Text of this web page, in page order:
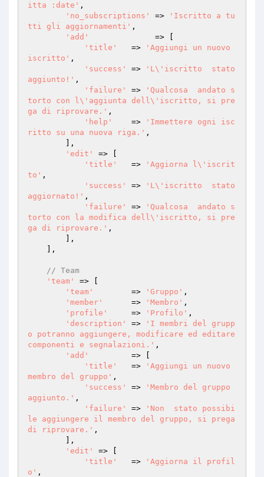
itta :date' ,
'no_subscriptions'
=>
'Iscritto a tu
tti gli aggiornamenti' ,
'add'
              => [
'title'
   =>
'Aggiungi un nuovo
iscritto' ,
'success'
=>
'L\'iscritto  stato
aggiunto!' ,
'failure'
=>
'Qualcosa  andato s
torto con l\'aggiunta dell\'iscritto, si pre
ga di riprovare.' ,
'help'
    =>
'Immettere ogni isc
ritto su una nuova riga.' ,
'edit'
=> [
'title'
   =>
'Aggiorna l\'iscrit
to' ,
'success'
=>
'L\'iscritto  stato
aggiornato!' ,
'failure'
=>
'Qualcosa  andato s
torto con la modifica dell\'iscritto, si pre
ga di riprovare.' ,
// Team
'team'
=> [
'team'
        =>
'Gruppo' ,
'member'
      =>
'Membro' ,
'profile'
     =>
'Profilo' ,
'description'
=>
'I membri del grupp
o potranno aggiungere, modificare ed editare
componenti e segnalazioni.' ,
'add'
         => [
'title'
   =>
'Aggiungi un nuovo
membro del gruppo' ,
'success'
=>
'Membro del gruppo
aggiunto.' ,
'failure'
=>
'Non  stato possibi
le aggiungere il membro del gruppo, si prega
di riprovare.' ,
'edit'
=> [
'title'
   =>
'Aggiorna il profil
o' ,